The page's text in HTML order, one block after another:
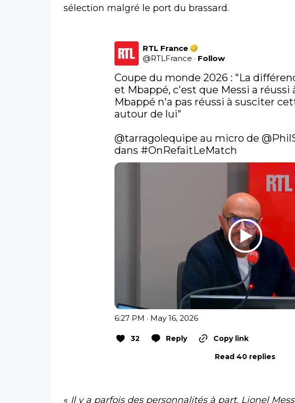
sélection malgré le port du brassard.
RTL France
@RTLFrance · Follow
Coupe du monde 2026 : "La
et Mbappé, c'est que Messi a réussi
Mbappé n'a pas réussi à susciter
autour de lui"
@tarragolequipe au micro de
dans #OnRefaitLeMatch
6:27 PM · May 16, 2026
32 Reply
Copy link
Read 40 replies
« Il y a parfois des personnalités à part, Lionel